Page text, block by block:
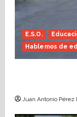
E.S.O.
Hablemos de
Juan Antonio Pérez